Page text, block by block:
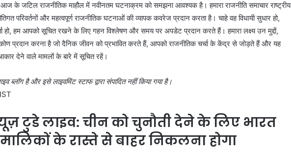
के जटिल राजनीतिक माहौल में नवीनतम घटनाक्रम को समझना आवश्यक है। हमारा राजनीति समाचार राष्ट्रीय
परिवर्तनों और महत्वपूर्ण राजनीतिक घटनाओं की व्यापक कवरेज प्रदान करता है। चाहे वह विधायी सुधार हो,
हो, हम आपको सूचित रखने के लिए गहन विश्लेषण और समय पर अपडेट प्रदान करते हैं। हमारा लक्ष्य उन मुद्दों,
प्रदान करना है जो दैनिक जीवन को प्रभावित करते हैं, आपको राजनीतिक चर्चा के केंद्र से जोड़ते हैं और यह
देने वाले मामलों के बारे में सूचित रहें।
है और इसे लाइवमिंट स्टाफ द्वारा संपादित नहीं किया गया है।
टुडे लाइव: चीन को चुनौती देने के लिए भारत
के रास्ते से बाहर निकलना होगा